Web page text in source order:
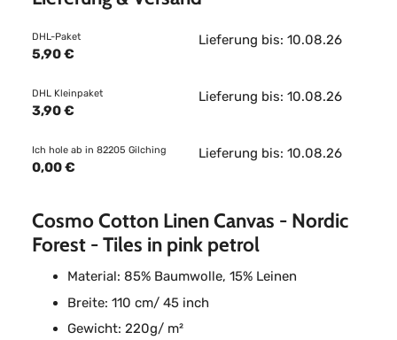
DHL-Paket
5,90 €
Lieferung bis: 10.08.26
DHL Kleinpaket
3,90 €
Lieferung bis: 10.08.26
Ich hole ab in 82205 Gilching
0,00 €
Lieferung bis: 10.08.26
Cosmo Cotton Linen Canvas - Nordic
Forest - Tiles in pink petrol
Material: 85% Baumwolle, 15% Leinen
Breite: 110 cm/ 45 inch
Gewicht: 220g/ m²